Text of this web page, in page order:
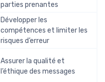
parties prenantes
Développer les
compétences et limiter les
risques d’erreur
Assurer la qualité et
l’éthique des messages